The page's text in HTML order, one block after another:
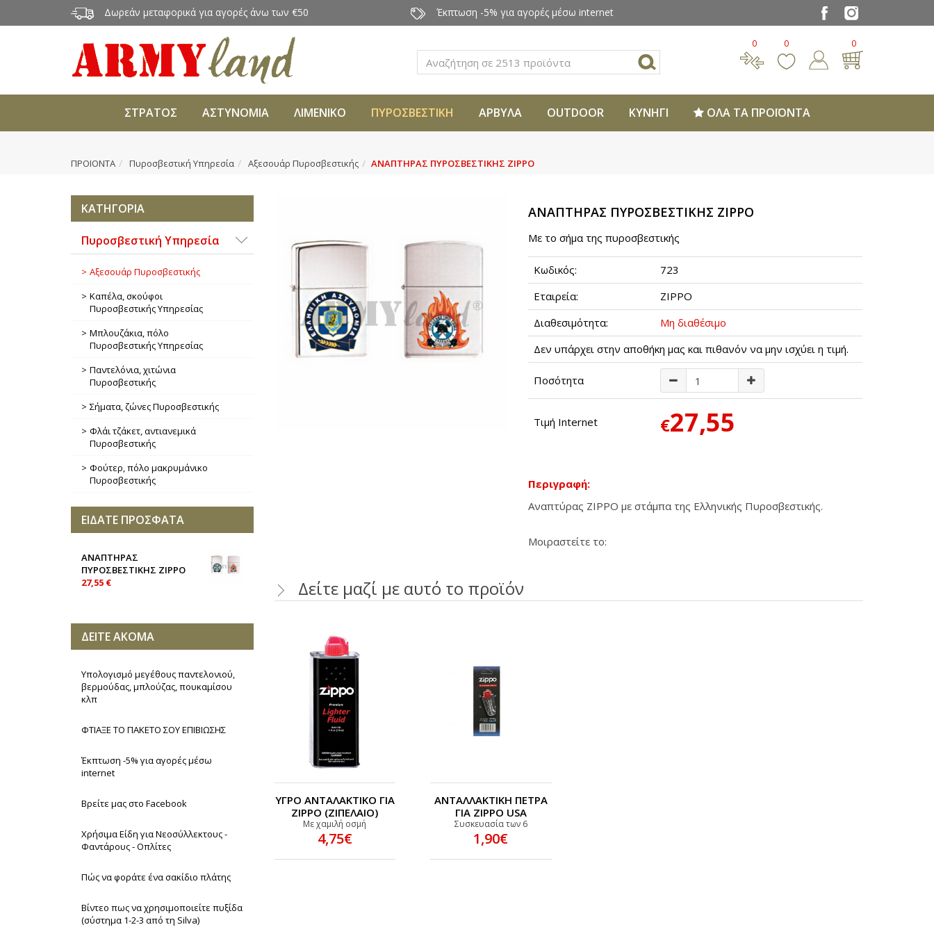
Δωρεάν μεταφορικά για αγορές άνω των €50 Έκπτωση -5% για αγορές μέσω internet
Αναζήτηση
0 0 0
ΣΤΡΑΤΟΣ ΑΣΤΥΝΟΜΙΑ ΛΙΜΕΝΙΚΟ ΠΥΡΟΣΒΕΣΤΙΚΗ ΑΡΒΥΛΑ OUTDOOR ΚΥΝΗΓΙ ΟΛΑ ΤΑ ΠΡΟΪΟΝΤΑ
ΠΡΟΙΟΝΤΑ Πυροσβεστική Υπηρεσία Αξεσουάρ Πυροσβεστικής ΑΝΑΠΤΗΡΑΣ ΠΥΡΟΣΒΕΣΤΙΚΗΣ ZIPPO
ΚΑΤΗΓΟΡΙΑ
Πυροσβεστική Υπηρεσία
Αξεσουάρ Πυροσβεστικής
Καπέλα, σκούφοι
Πυροσβεστικής Υπηρεσίας
Μπλουζάκια, πόλο
Πυροσβεστικής Υπηρεσίας
Παντελόνια, χιτώνια
Πυροσβεστικής
Σήματα, ζώνες Πυροσβεστικής
Φλάι τζάκετ, αντιανεμικά
Πυροσβεστικής
Φούτερ, πόλο μακρυμάνικο
Πυροσβεστικής
ΕΙΔΑΤΕ ΠΡΟΣΦΑΤΑ
ΑΝΑΠΤΗΡΑΣ
ΠΥΡΟΣΒΕΣΤΙΚΗΣ ZIPPO
27,55 €
ΔΕΙΤΕ ΑΚΟΜΑ
Υπολογισμό μεγέθους παντελονιού,
βερμούδας, μπλούζας, πουκαμίσου
κλπ
ΦΤΙΑΞΕ ΤΟ ΠΑΚΕΤΟ ΣΟΥ ΕΠΙΒΙΩΣΗΣ
Έκπτωση -5% για αγορές μέσω
internet
Βρείτε μας στο Facebook
Χρήσιμα Είδη για Νεοσύλλεκτους -
Φαντάρους - Οπλίτες
Πώς να φοράτε ένα σακίδιο πλάτης
Βίντεο πως να χρησιμοποιείτε πυξίδα
(σύστημα 1-2-3 από τη Silva)
ΑΝΑΠΤΗΡΑΣ ΠΥΡΟΣΒΕΣΤΙΚΗΣ ZIPPO
Με το σήμα της πυροσβεστικής
Κωδικός:
723
Εταιρεία:
ZIPPO
Διαθεσιμότητα:
Μη διαθέσιμο
Δεν υπάρχει στην αποθήκη μας και πιθανόν να μην ισχύει η τιμή.
Ποσότητα
Τιμή Internet €27,55
Περιγραφή:
Αναπτύρας ZIPPO με στάμπα της Ελληνικής Πυροσβεστικής.
Μοιραστείτε το:
Δείτε μαζί με αυτό το προϊόν
ΥΓΡΟ ΑΝΤΑΛΑΚΤΙΚΟ ΓΙΑ
ZIPPO (ΖΙΠΕΛΑΙΟ)
Με χαμιλή οσμή
4,75€
ΑΝΤΑΛΛΑΚΤΙΚΗ ΠΕΤΡΑ
ΓΙΑ ZIPPO USA
Συσκευασία των 6
1,90€